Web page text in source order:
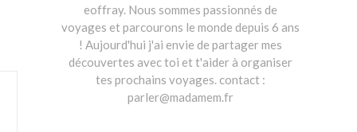
eoffray. Nous sommes passionnés de
voyages et parcourons le monde depuis 6 ans
! Aujourd'hui j'ai envie de partager mes
découvertes avec toi et t'aider à organiser
tes prochains voyages. contact :
parler@madamem.fr